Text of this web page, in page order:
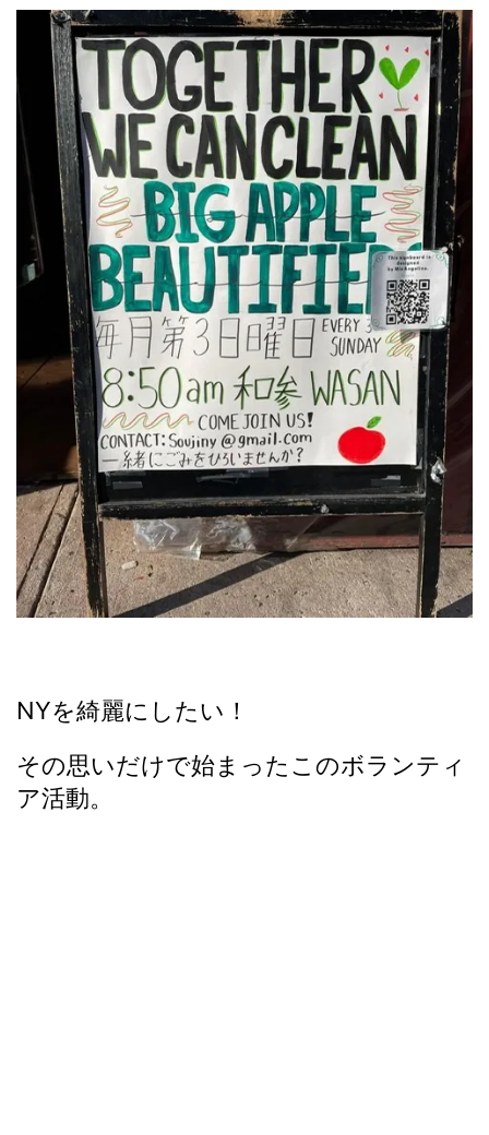
NYを綺麗にしたい！
その思いだけで始まったこのボランティ
ア活動。